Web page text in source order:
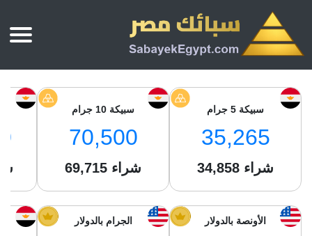
أسعار الذهب
سعر الذهب عيار 24
سعر جنيه الذهب
سبائك الذهب
بي تي سي
سام
أسعار الفضة اليوم
سبائك الفضة
بي تي سي
جونير
من نحن
سبيكة 5 جرام
35,265
34,858 شراء
سبيكة 10 جرام
70,500
69,715 شراء
الأونصة بالدولار الجرام بالدولار